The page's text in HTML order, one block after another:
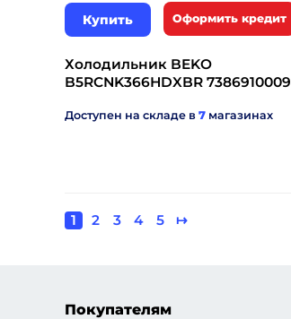
Купить Оформить кредит
Холодильник BEKO
B5RCNK366HDXBR 7386910009
Доступен на складе в 7 магазинах
Нумерация
Текущая
1 Page
2 Page
3 Page
4 Page
5
Следующая
↦
Покупателям